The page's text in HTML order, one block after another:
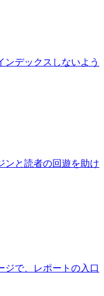
ンデックスしないよう
ンと読者の回遊を助け
ジで、レポートの入口